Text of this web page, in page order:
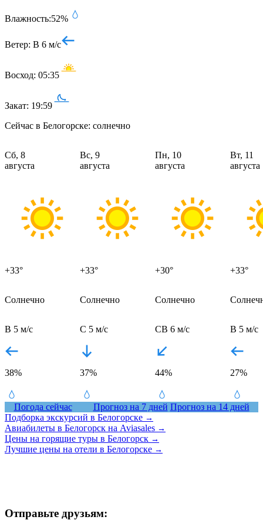
Влажность:52%
Ветер: В 6 м/с
Восход: 05:35
Закат: 19:59
Сейчас в Белогорске: солнечно
Сб, 8
августа
+33°
Вс, 9
августа
+33°
Пн, 10
августа
+30°
Вт, 11
августа
+33°
Солнечно Солнечно Солнечно
В 5 м/с
38%
С 5 м/с
37%
СВ 6 м/с
44%
В 5 м/с
27%
Погода сейчас Прогноз на 7 дней Прогноз на 14 дней
Подборка экскурсий в Белогорске →
Авиабилеты в Белогорск на Aviasales →
Цены на горящие туры в Белогорск →
Лучшие цены на отели в Белогорске →
Отправьте друзьям: